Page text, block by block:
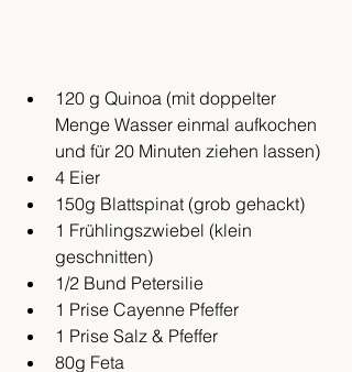
120 g Quinoa (mit doppelter
Menge Wasser einmal aufkochen
und für 20 Minuten ziehen lassen)
4 Eier
150g Blattspinat (grob gehackt)
1 Frühlingszwiebel (klein
geschnitten)
1/2 Bund Petersilie
1 Prise Cayenne Pfeffer
1 Prise Salz & Pfeffer
80g Feta